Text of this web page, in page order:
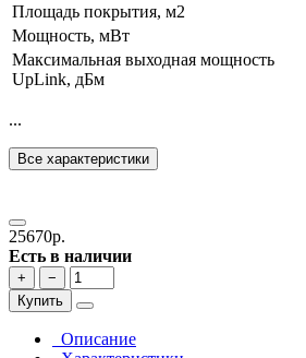
Площадь покрытия, м2
Мощность, мВт
Максимальная выходная мощность
UpLink, дБм
...
Все характеристики
25670р.
Есть в наличии
+
−
Купить
Описание